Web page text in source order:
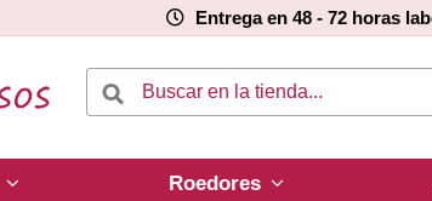
Entrega en 48 - 72 horas
Roedores